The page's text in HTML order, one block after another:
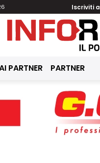
Iscriviti
PARTNER PARTNER